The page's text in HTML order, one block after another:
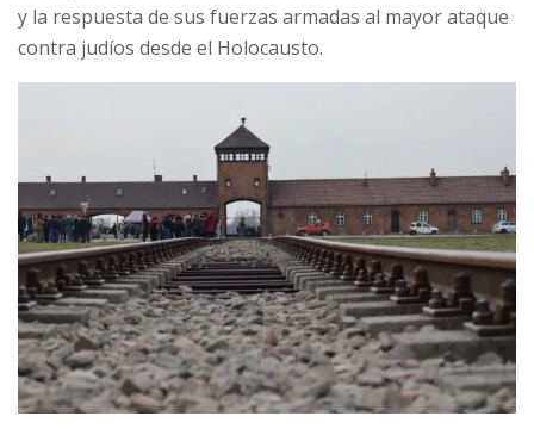
y la respuesta de sus fuerzas armadas al mayor ataque
contra judíos desde el Holocausto.